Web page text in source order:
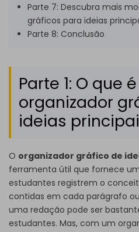
Parte 7: Descubra mais
gráficos para ideias
Parte 8: Conclusão
Parte 1: O que
organizador
ideias
O organizador gráfico de
ferramenta útil que fornece
estudantes registrem o
contidas em cada parágrafo
uma redação pode ser
estudantes. Mas, com um